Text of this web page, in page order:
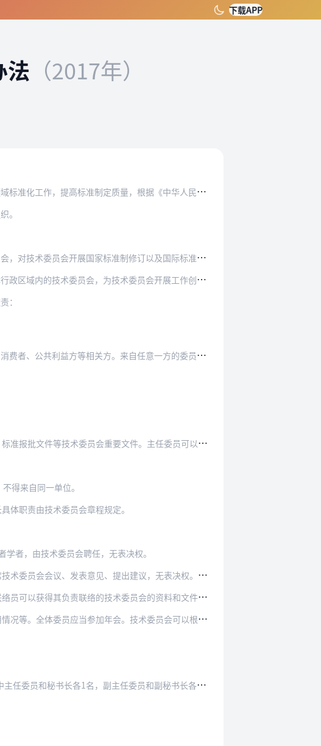
下载APP
法 （2017年）
定质量，根据《中华人民共和国标准化法》、《中华人民共和…
。
开展国家标准制修订以及国际标准化等工作进行业务指导。
内的技术委员会，为技术委员会开展工作创造条件。
：
关方。来自任意一方的委员人数不得超过委员总数的1/2。教…
重要文件。主任委员可以委托副主任委员签发标准报批文件等重…
得来自同一单位。
体职责由技术委员会章程规定。
者，由技术委员会聘任，无表决权。
、提出建议，无表决权。观察员条件由技术委员会章程规定。
技术委员会的资料和文件，列席相关工作会议，发表意见、提出…
年会。技术委员会可以根据需要不定期召开会议，研究处理相关…
和秘书长各1名，副主任委员和副秘书长各不超过3名。